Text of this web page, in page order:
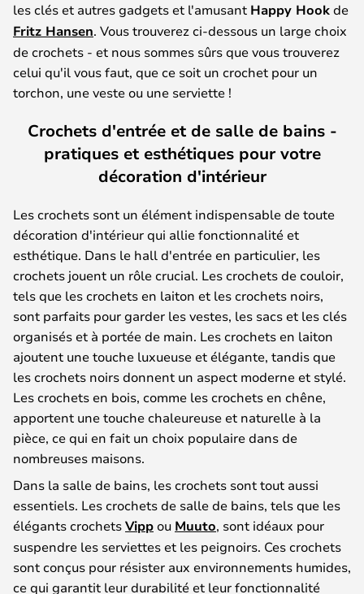
les clés et autres gadgets et l'amusant Happy Hookde
Fritz Hansen. Vous trouverez ci-dessous un large choix
de crochets - et nous sommes sûrs que vous trouverez
celui qu'il vous faut, que ce soit un crochet pour un
torchon, une veste ou une serviette !
Crochets d'entrée et de salle de bains -
pratiques et esthétiques pour votre
décoration d'intérieur
Les crochets sont un élément indispensable de toute
décoration d'intérieur qui allie fonctionnalité et
esthétique. Dans le hall d'entrée en particulier, les
crochets jouent un rôle crucial. Les crochets de couloir,
tels que les crochets en laiton et les crochets noirs,
sont parfaits pour garder les vestes, les sacs et les clés
organisés et à portée de main. Les crochets en laiton
ajoutent une touche luxueuse et élégante, tandis que
les crochets noirs donnent un aspect moderne et stylé.
Les crochets en bois, comme les crochets en chêne,
apportent une touche chaleureuse et naturelle à la
pièce, ce qui en fait un choix populaire dans de
nombreuses maisons.
Dans la salle de bains, les crochets sont tout aussi
essentiels. Les crochets de salle de bains, tels que les
élégants crochetsVippou Muuto, sont idéaux pour
suspendre les serviettes et les peignoirs. Ces crochets
sont conçus pour résister aux environnements humides,
ce qui garantit leur durabilité et leur fonctionnalité